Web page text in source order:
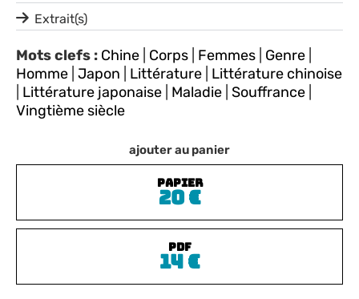
ajouter au panier
PAPIER
20€
PDF
14€
Extrait(s)
Mots clefs : Chine Corps Femmes Genre
Homme Japon Littérature Littérature chinoise
Littérature japonaise Maladie Souffrance
Vingtième siècle